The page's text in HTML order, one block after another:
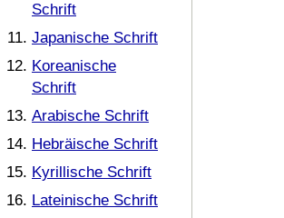
Schrift
Japanische Schrift
Koreanische
Schrift
Arabische Schrift
Hebräische Schrift
Kyrillische Schrift
Lateinische Schrift